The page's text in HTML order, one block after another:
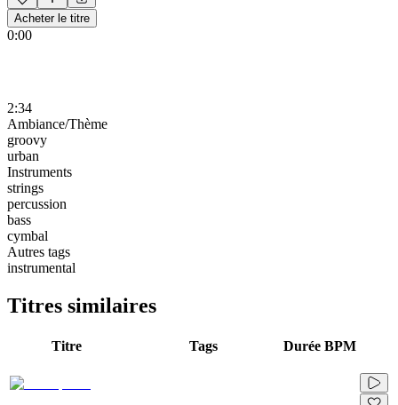
Acheter le titre
0:00
2:34
Ambiance/Thème
groovy
urban
Instruments
strings
percussion
bass
cymbal
Autres tags
instrumental
Titres similaires
Titre Tags Durée BPM